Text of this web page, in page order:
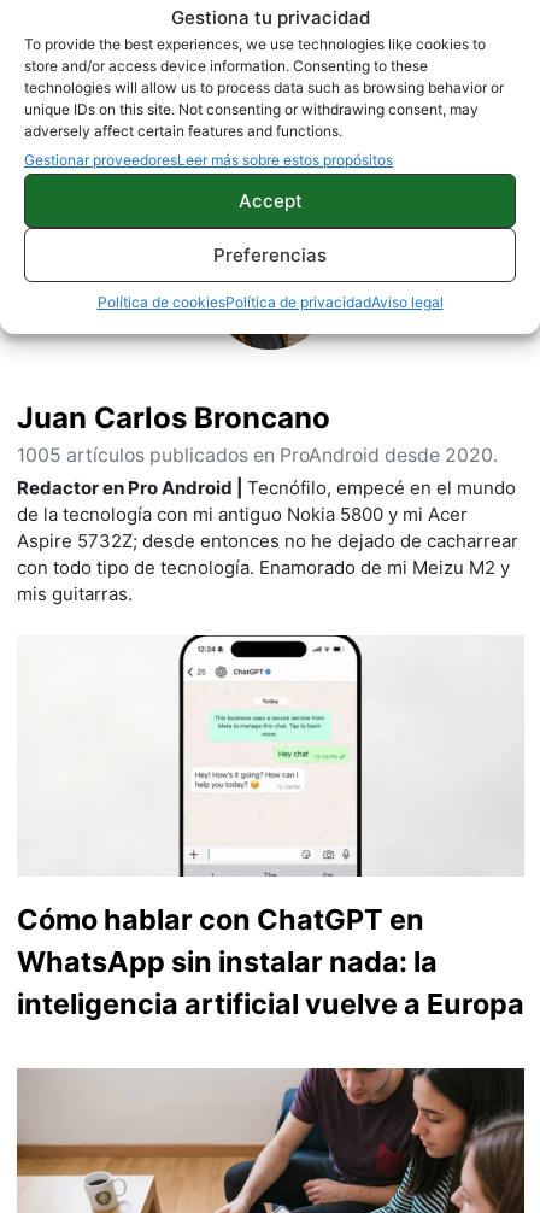
Gestiona tu privacidad
To provide the best experiences, we use technologies like cookies to
store and/or access device information. Consenting to these
technologies will allow us to process data such as browsing behavior or
unique IDs on this site. Not consenting or withdrawing consent, may
adversely affect certain features and functions.
Gestionar proveedoresLeer más sobre estos propósitos
Accept
Preferencias
Política de cookiesPolítica de privacidadAviso legal
TUTORIALES
Sobre este autor
Juan Carlos Broncano
1005 artículos publicados en ProAndroid desde 2020.
Redactor en Pro Android | Tecnófilo, empecé en el mundo
de la tecnología con mi antiguo Nokia 5800 y mi Acer
Aspire 5732Z; desde entonces no he dejado de cacharrear
con todo tipo de tecnología. Enamorado de mi Meizu M2 y
mis guitarras.
Cómo hablar con ChatGPT en
WhatsApp sin instalar nada: la
inteligencia artificial vuelve a Europa